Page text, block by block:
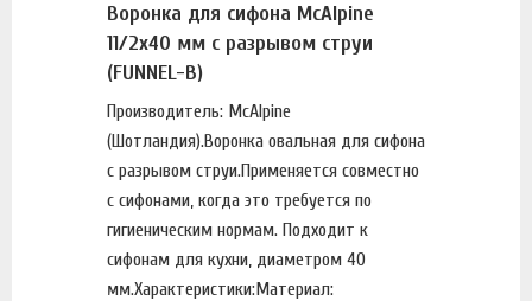
Воронка для сифона McAlpine
11/2х40 мм с разрывом струи
(FUNNEL-B)
Производитель: McAlpine
(Шотландия).Воронка овальная для сифона
с разрывом струи.Применяется совместно
с сифонами, когда это требуется по
гигиеническим нормам. Подходит к
сифонам для кухни, диаметром 40
мм.Характеристики:Материал: